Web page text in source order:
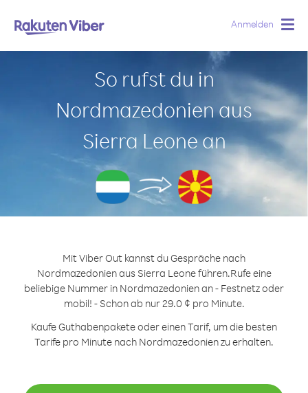
Anmelden
So rufst du in
Nordmazedonien aus
Sierra Leone an
Mit Viber Out kannst du Gespräche nach
Nordmazedonien aus Sierra Leone führen.Rufe eine
beliebige Nummer in Nordmazedonien an - Festnetz oder
mobil! - Schon ab nur 29.0 ¢ pro Minute.
Kaufe Guthabenpakete oder einen Tarif, um die besten
Tarife pro Minute nach Nordmazedonien zu erhalten.